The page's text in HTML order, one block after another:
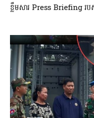
ខ្លឹមសារ Press Briefing របស់